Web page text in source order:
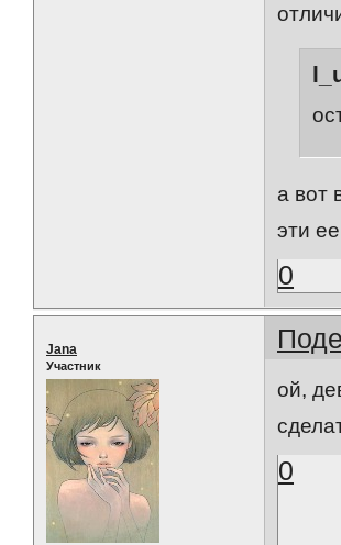
а вот
эти
0
Jana
Участник
ой,
0